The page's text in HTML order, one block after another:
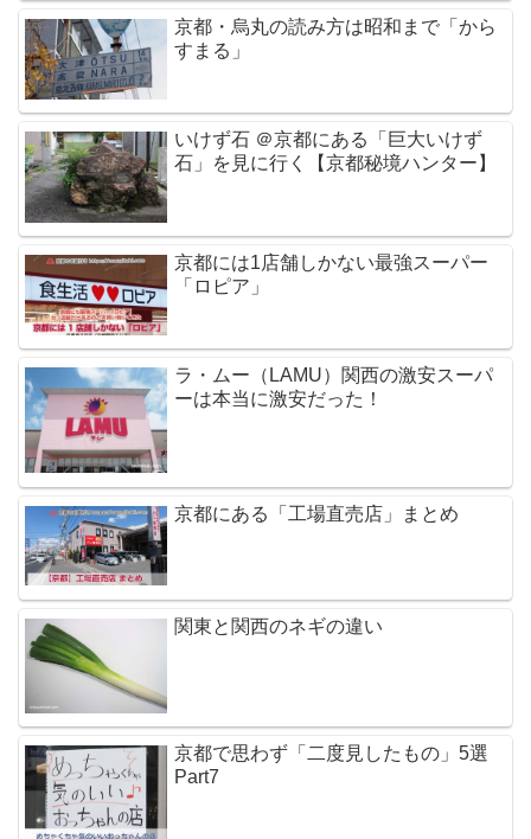
京都・烏丸の読み方は昭和まで「から
すまる」
いけず石 ＠京都にある「巨大いけず
石」を見に行く【京都秘境ハンター】
京都には1店舗しかない最強スーパー
「ロピア」
ラ・ムー（LAMU）関西の激安スーパ
ーは本当に激安だった！
京都にある「工場直売店」まとめ
関東と関西のネギの違い
京都で思わず「二度見したもの」5選
Part7